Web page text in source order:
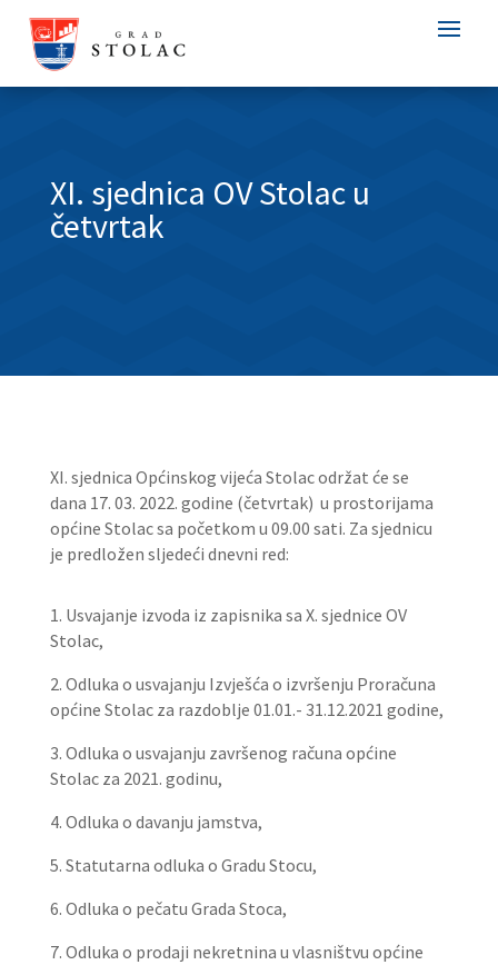
XI. sjednica OV Stolac u
četvrtak
XI. sjednica Općinskog vijeća Stolac održat će se
dana 17. 03. 2022. godine (četvrtak) u prostorijama
općine Stolac sa početkom u 09.00 sati. Za sjednicu
je predložen sljedeći dnevni red:
1. Usvajanje izvoda iz zapisnika sa X. sjednice OV
Stolac,
2. Odluka o usvajanju Izvješća o izvršenju Proračuna
općine Stolac za razdoblje 01.01.- 31.12.2021 godine,
3. Odluka o usvajanju završenog računa općine
Stolac za 2021. godinu,
4. Odluka o davanju jamstva,
5. Statutarna odluka o Gradu Stocu,
6. Odluka o pečatu Grada Stoca,
7. Odluka o prodaji nekretnina u vlasništvu općine